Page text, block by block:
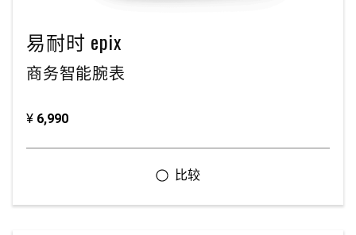
易耐时 epix
商务智能腕表
¥ 6,990